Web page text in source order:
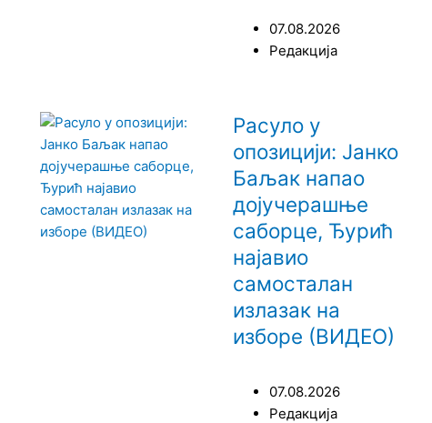
07.08.2026
Редакција
Расуло у
опозицији: Јанко
Баљак напао
дојучерашње
саборце, Ђурић
најавио
самосталан
излазак на
изборе (ВИДЕО)
07.08.2026
Редакција